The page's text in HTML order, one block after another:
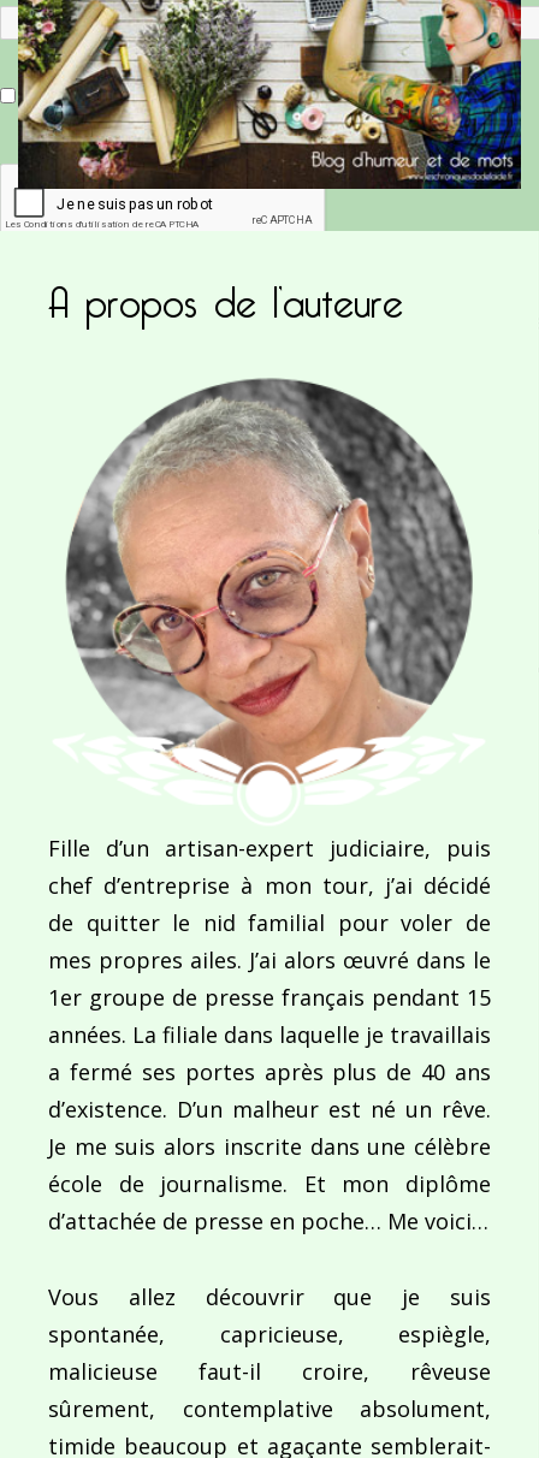
Enregistrer mon nom, mon e-mail et mon site dans le navigateur pour mon prochain commentaire.
Ce site utilise Akismet pour réduire les
Navigation
l’article
Episode 4 : C’est quoi le Trophée Roses des
A propos de l’auteure
Fille d’un artisan-expert judiciaire, puis
chef d’entreprise à mon tour, j’ai décidé
de quitter le nid familial pour voler de
mes propres ailes. J’ai alors œuvré dans le
1er groupe de presse français pendant 15
années. La filiale dans laquelle je travaillais
a fermé ses portes après plus de 40 ans
d’existence. D’un malheur est né un rêve.
Je me suis alors inscrite dans une célèbre
école de journalisme. Et mon diplôme
d’attachée de presse en poche… Me voici…
Vous allez découvrir que je suis
spontanée, capricieuse, espiègle,
malicieuse faut-il croire, rêveuse
sûrement, contemplative absolument,
timide beaucoup et agaçante semblerait-